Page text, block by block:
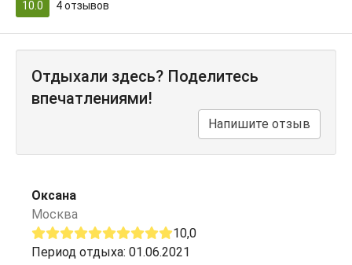
10.0 4отзывов
Отдыхали здесь? Поделитесь
впечатлениями!
Напишите отзыв
Оксана
Москва
10,0
Период отдыха: 01.06.2021